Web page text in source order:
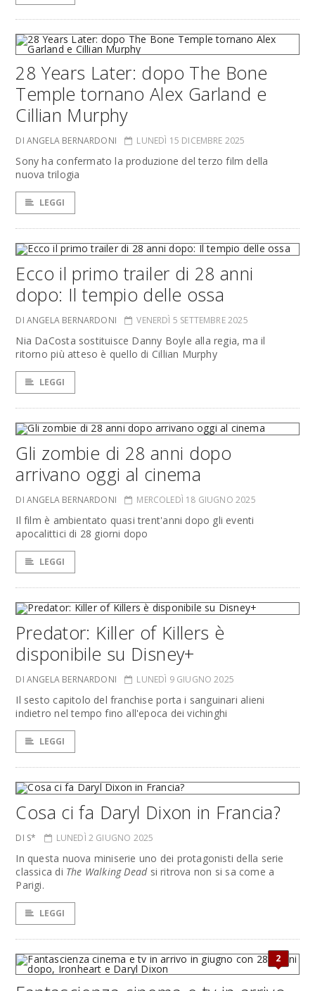
28 Years Later: dopo The Bone
Temple tornano Alex Garland e
Cillian Murphy
DI ANGELA BERNARDONI LUNEDÌ 15 DICEMBRE 2025
Sony ha confermato la produzione del terzo film della
nuova trilogia
LEGGI
Ecco il primo trailer di 28 anni
dopo: Il tempio delle ossa
DI ANGELA BERNARDONI VENERDÌ 5 SETTEMBRE 2025
Nia DaCosta sostituisce Danny Boyle alla regia, ma il
ritorno più atteso è quello di Cillian Murphy
LEGGI
Gli zombie di 28 anni dopo
arrivano oggi al cinema
DI ANGELA BERNARDONI MERCOLEDÌ 18 GIUGNO 2025
Il film è ambientato quasi trent'anni dopo gli eventi
apocalittici di 28 giorni dopo
LEGGI
Predator: Killer of Killers è
disponibile su Disney+
DI ANGELA BERNARDONI LUNEDÌ 9 GIUGNO 2025
Il sesto capitolo del franchise porta i sanguinari alieni
indietro nel tempo fino all'epoca dei vichinghi
LEGGI
Cosa ci fa Daryl Dixon in Francia?
DI S* LUNEDÌ 2 GIUGNO 2025
In questa nuova miniserie uno dei protagonisti della serie
classica di The Walking Deadsi ritrova non si sa come a
Parigi.
LEGGI
2